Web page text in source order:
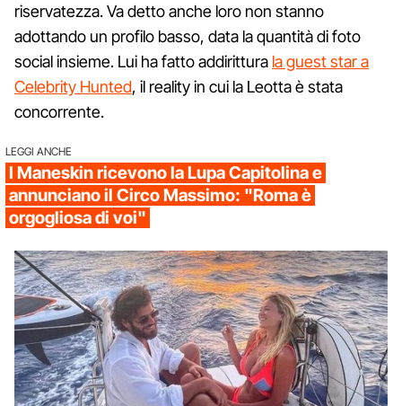
riservatezza. Va detto anche loro non stanno
adottando un profilo basso, data la quantità di foto
social insieme. Lui ha fatto addirittura la guest star a
Celebrity Hunted, il reality in cui la Leotta è stata
concorrente.
LEGGI ANCHE
I Maneskin ricevono la Lupa Capitolina e
annunciano il Circo Massimo: "Roma è
orgogliosa di voi"